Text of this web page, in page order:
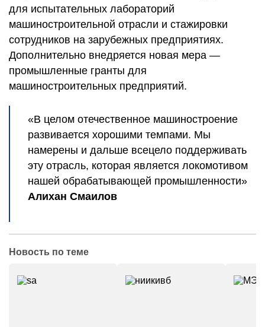
для испытательных лабораторий
машиностроительной отрасли и стажировки
сотрудников на зарубежных предприятиях.
Дополнительно внедряется новая мера —
промышленные гранты для
машиностроительных предприятий.
«В целом отечественное машиностроение
развивается хорошими темпами. Мы
намерены и дальше всецело поддерживать
эту отрасль, которая является локомотивом
нашей обрабатывающей промышленности»
Алихан Смаилов
Новость по теме